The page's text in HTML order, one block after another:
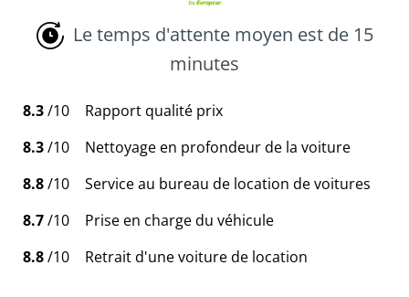
Le temps d'attente moyen est de 15
minutes
8.3/10
Rapport qualité prix
8.3/10
Nettoyage en profondeur de la voiture
8.8/10
Service au bureau de location de voitures
8.7/10
Prise en charge du véhicule
8.8/10 Retrait d'une voiture de location